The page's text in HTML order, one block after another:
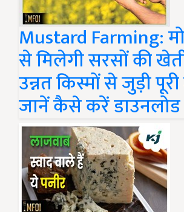
Mustard Farming:
से मिलेगी सरसों की
उन्नत किस्मों से जुड़ी
जानें कैसे करें डाउनलोड